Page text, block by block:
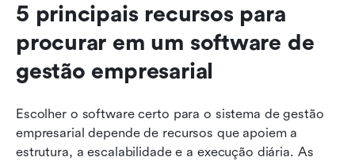
5 principais recursos para
procurar em um software de
gestão empresarial
Escolher o software certo para o sistema de gestão
empresarial depende de recursos que apoiem a
estrutura, a escalabilidade e a execução diária. As